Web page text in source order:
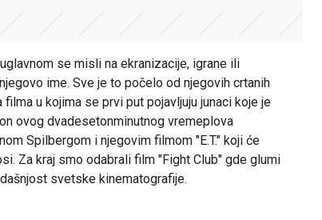
se misli na ekranizacije, igrane ili
ime. Sve je to počelo od njegovih crtanih
u kojima se prvi put pojavljuju junaci koje je
ovog dvadesetonminutnog vremeplova
Spilbergom i njegovim filmom "E.T." koji će
Za kraj smo odabrali film "Fight Club" gde glumi
svetske kinematografije.